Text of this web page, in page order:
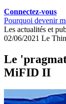
Connectez-vous
Pourquoi devenir
Les actualités et
02/06/2021 Le
Le
MiFID II